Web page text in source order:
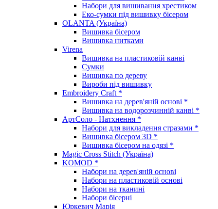
Набори для вишивання хрестиком
Еко-сумки під вишивку бісером
OLANTA (Україна)
Вишивка бісером
Вишивка нитками
Virena
Вишивка на пластиковій канві
Сумки
Вишивка по дереву
Вироби під вишивку
Embroidery Craft *
Вишивка на дерев'яній основі *
Вишивка на водорозчинній канві *
АртСоло - Натхнення *
Набори для викладення стразами *
Вишивка бісером 3D *
Вишивка бісером на одязі *
Magic Cross Stitch (Україна)
KOMOD *
Набори на дерев'яній основі
Набори на пластиковій основі
Набори на тканині
Набори бісерні
Юркевич Марія